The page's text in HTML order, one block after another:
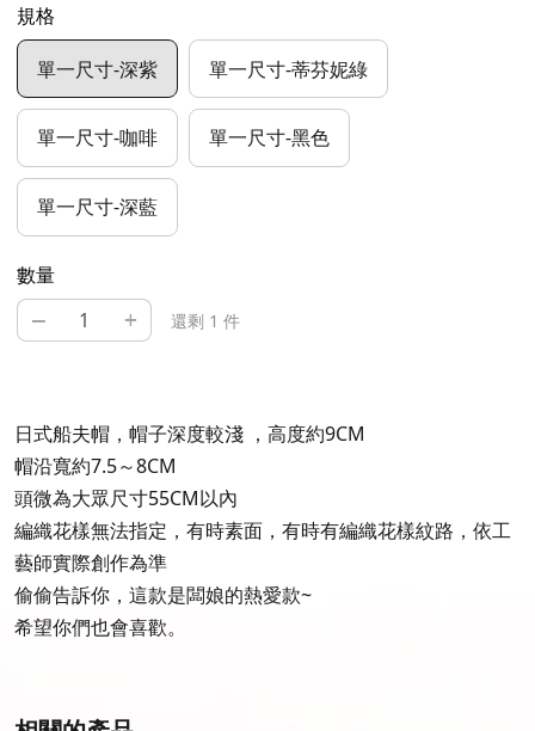
規格
單一尺寸-深紫 單一尺寸-蒂芬妮綠
單一尺寸-咖啡 單一尺寸-黑色
單一尺寸-深藍
數量
– + 還剩 1 件
日式船夫帽，帽子深度較淺 ，高度約9CM
帽沿寬約7.5～8CM
頭微為大眾尺寸55CM以內
編織花樣無法指定，有時素面，有時有編織花樣紋路，依工
藝師實際創作為準
偷偷告訴你，這款是闆娘的熱愛款~
希望你們也會喜歡。